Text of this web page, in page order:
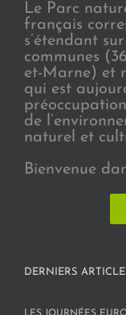
Le Parc
français
s’étendant
communes
et-Marne) et
qui est
de
naturel et
Bienvenue
DERNIERS